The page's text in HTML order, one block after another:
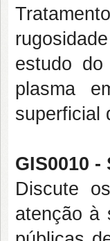
estudo
plasma
superficial
GIS0010 -
Discute
atenção à